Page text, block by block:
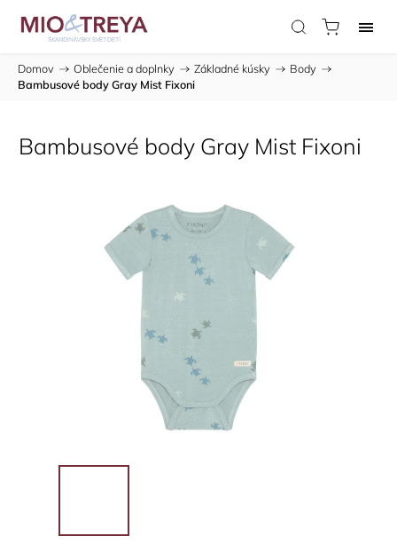
Domov / Oblečenie a doplnky / Základné kúsky / Body /
Bambusové body Gray Mist Fixoni
Bambusové body Gray Mist Fixoni